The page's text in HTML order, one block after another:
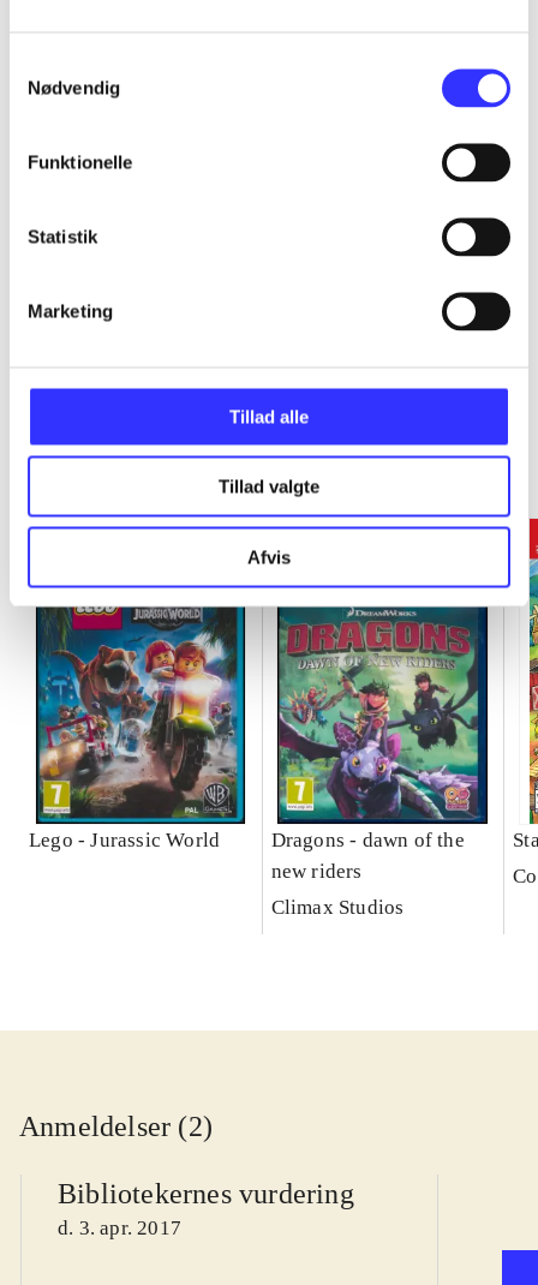
Nødvendig
Funktionelle
Statistik
Marketing
Tillad alle
Tillad valgte
Afvis
Minder om
Lego - Jurassic World
Dragons - dawn of the
new riders
Climax Studios
Anmeldelser (2)
Bibliotekernes vurdering
d. 3. apr. 2017